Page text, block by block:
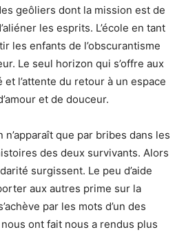
geôliers dont la mission est de
les esprits. L’école en tant
les enfants de l’obscurantisme
Le seul horizon qui s’offre aux
l’attente du retour à un espace
et de douceur.
n’apparaît que par bribes dans les
des deux survivants. Alors
surgissent. Le peu d’aide
aux autres prime sur la
par les mots d’un des
nous ont fait nous a rendus plus